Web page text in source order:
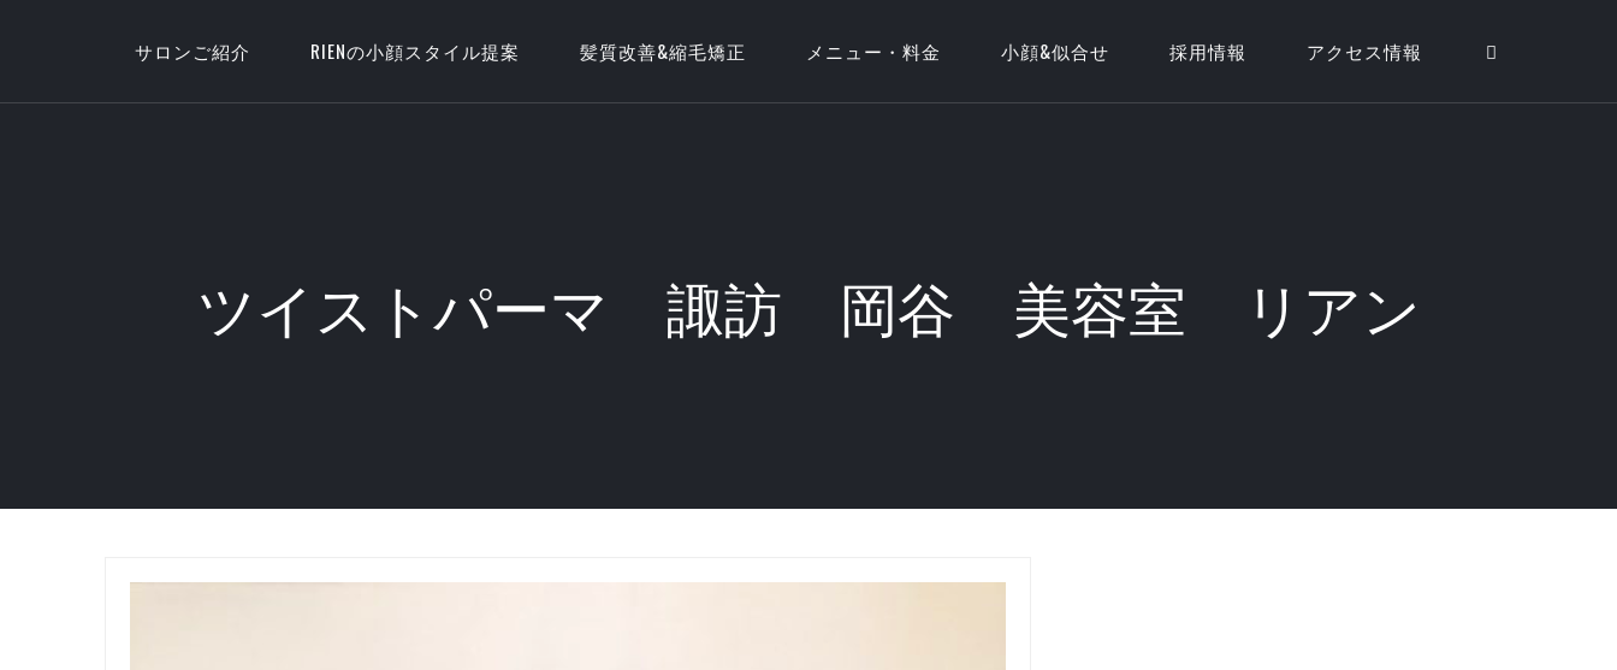
サロンご紹介 RIENの小顔スタイル提案 髪質改善&縮毛矯正 メニュー・料金 小顔&似合せ 採用情報 アクセス情報
ツイストパーマ 諏訪 岡谷 美容室 リアン